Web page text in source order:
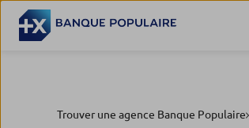
Trouver une agence Banque Populaire